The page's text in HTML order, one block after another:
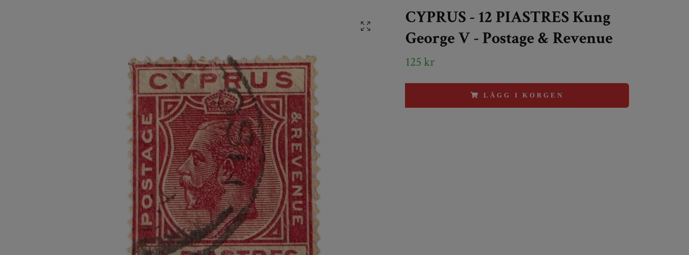
CYPRUS - 12 PIASTRES Kung
George V - Postage & Revenue
125 kr
LÄGG I KORGEN